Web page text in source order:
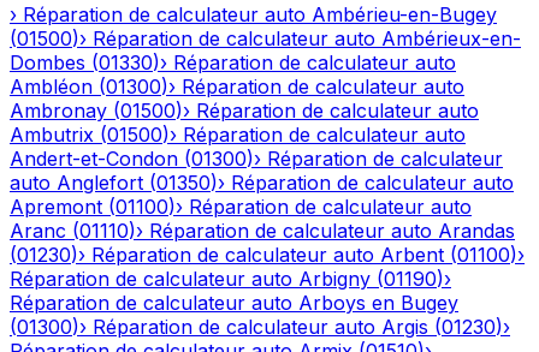
› Réparation de calculateur auto Ambérieu-en-Bugey
(01500)› Réparation de calculateur auto Ambérieux-en-
Dombes (01330)› Réparation de calculateur auto
Ambléon (01300)› Réparation de calculateur auto
Ambronay (01500)› Réparation de calculateur auto
Ambutrix (01500)› Réparation de calculateur auto
Andert-et-Condon (01300)› Réparation de calculateur
auto Anglefort (01350)› Réparation de calculateur auto
Apremont (01100)› Réparation de calculateur auto
Aranc (01110)› Réparation de calculateur auto Arandas
(01230)› Réparation de calculateur auto Arbent (01100)›
Réparation de calculateur auto Arbigny (01190)›
Réparation de calculateur auto Arboys en Bugey
(01300)› Réparation de calculateur auto Argis (01230)›